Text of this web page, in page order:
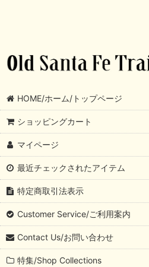
HOME/ホーム/トップページ
ショッピングカート
マイページ
最近チェックされたアイテム
特定商取引法表示
Customer Service/ご利用案内
Contact Us/お問い合わせ
特集/Shop Collections